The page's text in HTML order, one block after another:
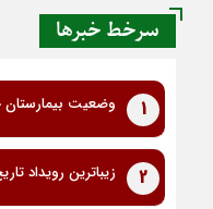
سرخط خبرها
1 وضعیت
2 زیباترین رویداد تاریخ